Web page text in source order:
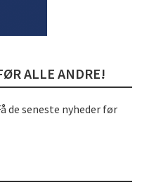
ALLE ANDRE!
seneste nyheder før